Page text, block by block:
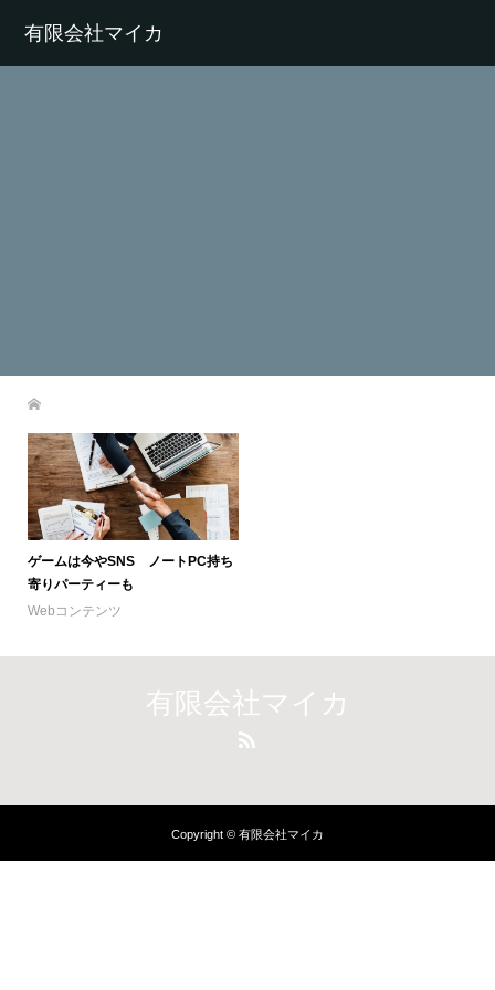
有限会社マイカ
ゲームは今やSNS ノートPC持ち
寄りパーティーも
Webコンテンツ
有限会社マイカ
Copyright © 有限会社マイカ